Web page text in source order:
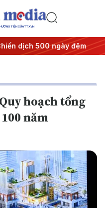
TIỆN CỦA TTXVN
dịch 500 ngày đêm
hoạch tổng
năm